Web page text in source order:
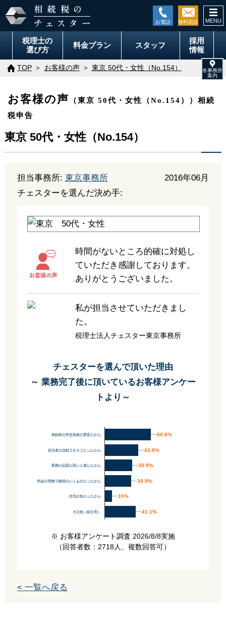
税理士の
選び方
料金プラン スタッフ
採用
情報
TOP お客様の声 東京 50代・女性（No.154）
お客様の声
（東京 50代・女性（No.154））相続
税申告
東京 50代・女性（No.154）
担当事務所: 東京事務所
2016年06月
チェスターを選んだ決め手:
時間がないところ的確に対処し
ていただき感謝しております。
ありがとうございました。
私が担当させていただきまし
た。
税理士法人チェスター東京事務所
チェスターを選んで頂いた理由
～ 業務完了後に頂いているお客様アンケー
トより～
相続税の申告実績が豊富だから
担当者が信頼できそうだったから
業務の品質が高いと感じたから
料金が明瞭で納得のいくものだったから
評判が良かったから
その他（紹介等）
60.8%
60.8%
43.8%
43.8%
35.9%
35.9%
34.9%
34.9%
10%
10%
41.1%
41.1%
※ お客様アンケート調査 2026/8/8実施
（回答者数：2718人、複数回答可）
< 一覧へ戻る